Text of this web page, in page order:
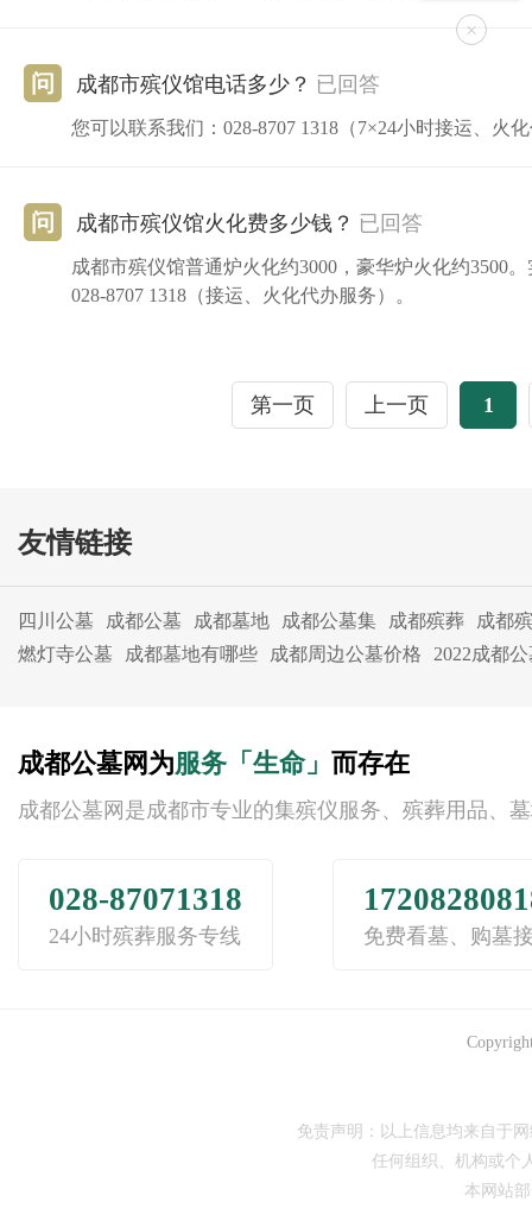
问 成都市殡仪馆电话多少？ 已回答
您可以联系我们：028-8707 1318（7×24小时接运、火
问 成都市殡仪馆火化费多少钱？ 已回答
成都市殡仪馆普通炉火化约3000，豪华炉火化约3500
028-8707 1318（接运、火化代办服务）。
第一页 上一页 1
友情链接
四川公墓 成都公墓 成都墓地 成都公墓集 成都殡葬
成都
燃灯寺公墓
成都墓地有哪些 成都周边公墓价格 2022成都
成都公墓网为服务「生命」 而存在
成都公墓网是成都市专业的集殡仪服务、殡葬用品、
028-87071318
24小时殡葬服务专线 免费看墓、购墓
免责声明：以上信息均来自于
任何组织、机构或个
本网站
×